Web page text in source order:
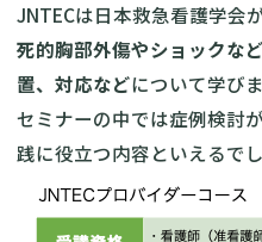
JNTECは日本救急看護学会
死的胸部外傷やショックな
置、対応などについて学びま
セミナーの中では症例検討
践に役立つ内容といえるでし